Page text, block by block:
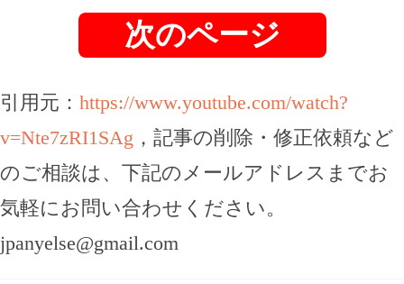
次のページ
引用元： https://www.youtube.com/watch?
v=Nte7zRI1SAg ，記事の削除・修正依頼など
のご相談は、下記のメールアドレスまでお
気軽にお問い合わせください。
jpanyelse@gmail.com